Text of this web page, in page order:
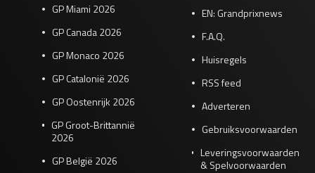
GP Miami 2026
GP Canada 2026
GP Monaco 2026
GP Catalonië 2026
GP Oostenrijk 2026
GP Groot-Brittannië
2026
GP België 2026
EN: Grandprixnews
F.A.Q.
Huisregels
RSS feed
Adverteren
Gebruiksvoorwaarden
Leveringsvoorwaarden
& Spelvoorwaarden